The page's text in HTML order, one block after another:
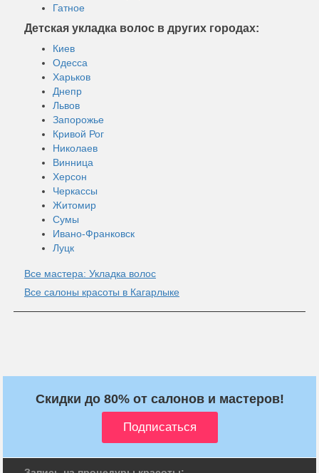
Гатное
Детская укладка волос в других городах:
Киев
Одесса
Харьков
Днепр
Львов
Запорожье
Кривой Рог
Николаев
Винница
Херсон
Черкассы
Житомир
Сумы
Ивано-Франковск
Луцк
Все мастера: Укладка волос
Все салоны красоты в Кагарлыке
Скидки до 80% от салонов и мастеров!